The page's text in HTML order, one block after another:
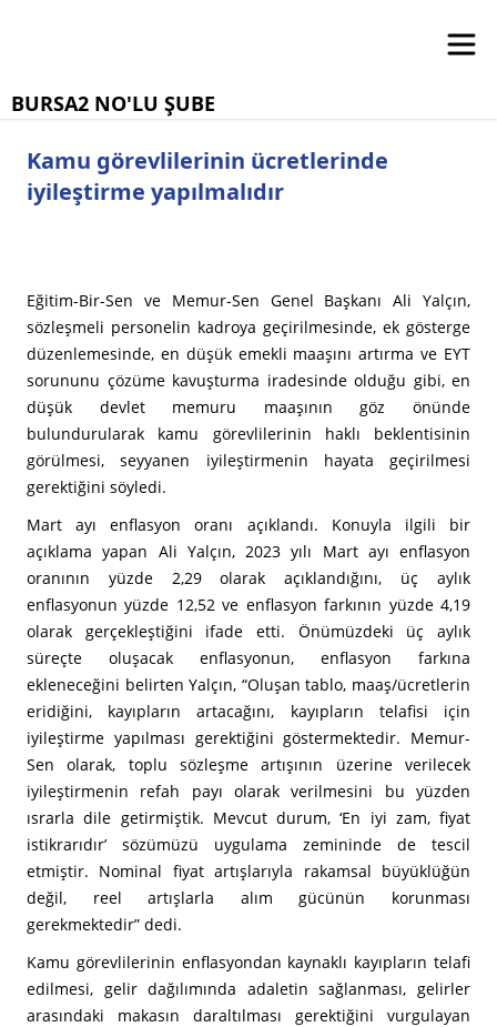
BURSA2 NO'LU ŞUBE
Kamu görevlilerinin ücretlerinde
iyileştirme yapılmalıdır
Eğitim-Bir-Sen ve Memur-Sen Genel Başkanı Ali Yalçın,
sözleşmeli personelin kadroya geçirilmesinde, ek gösterge
düzenlemesinde, en düşük emekli maaşını artırma ve EYT
sorununu çözüme kavuşturma iradesinde olduğu gibi, en
düşük devlet memuru maaşının göz önünde
bulundurularak kamu görevlilerinin haklı beklentisinin
görülmesi, seyyanen iyileştirmenin hayata geçirilmesi
gerektiğini söyledi.
Mart ayı enflasyon oranı açıklandı. Konuyla ilgili bir
açıklama yapan Ali Yalçın, 2023 yılı Mart ayı enflasyon
oranının yüzde 2,29 olarak açıklandığını, üç aylık
enflasyonun yüzde 12,52 ve enflasyon farkının yüzde 4,19
olarak gerçekleştiğini ifade etti. Önümüzdeki üç aylık
süreçte oluşacak enflasyonun, enflasyon farkına
ekleneceğini belirten Yalçın, “Oluşan tablo, maaş/ücretlerin
eridiğini, kayıpların artacağını, kayıpların telafisi için
iyileştirme yapılması gerektiğini göstermektedir. Memur-
Sen olarak, toplu sözleşme artışının üzerine verilecek
iyileştirmenin refah payı olarak verilmesini bu yüzden
ısrarla dile getirmiştik. Mevcut durum, ‘En iyi zam, fiyat
istikrarıdır’ sözümüzü uygulama zemininde de tescil
etmiştir. Nominal fiyat artışlarıyla rakamsal büyüklüğün
değil, reel artışlarla alım gücünün korunması
gerekmektedir” dedi.
Kamu görevlilerinin enflasyondan kaynaklı kayıpların telafi
edilmesi, gelir dağılımında adaletin sağlanması, gelirler
arasındaki makasın daraltılması gerektiğini vurgulayan